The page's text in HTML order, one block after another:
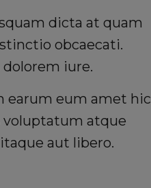
dicta at quam
obcaecati.
iure.
earum eum amet hic
voluptatum atque
aut libero.